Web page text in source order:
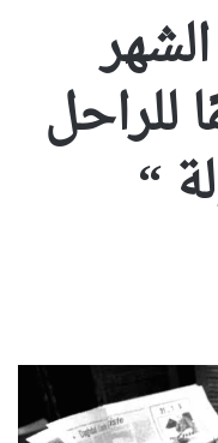
للراحل
“